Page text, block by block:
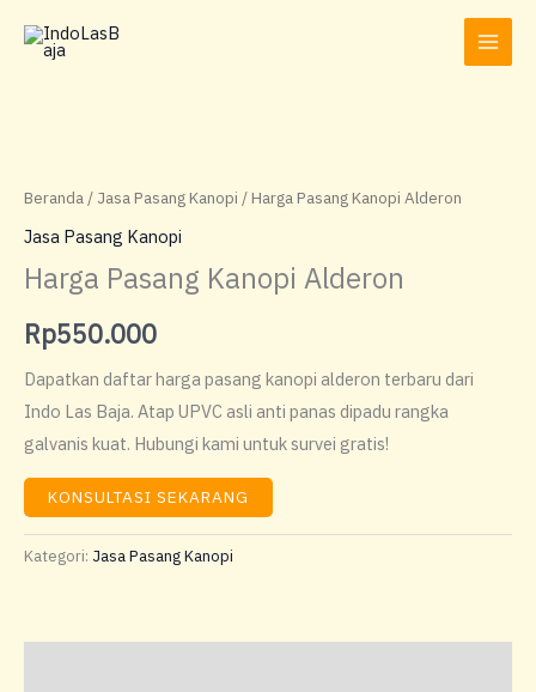
Beranda / Jasa Pasang Kanopi / Harga Pasang Kanopi Alderon
Jasa Pasang Kanopi
Harga Pasang Kanopi Alderon
Rp550.000
Dapatkan daftar harga pasang kanopi alderon terbaru dari
Indo Las Baja. Atap UPVC asli anti panas dipadu rangka
galvanis kuat. Hubungi kami untuk survei gratis!
KONSULTASI SEKARANG
Kategori: Jasa Pasang Kanopi